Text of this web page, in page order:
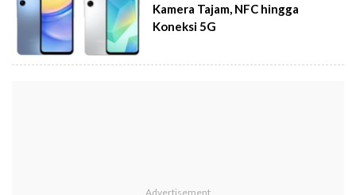
Kamera Tajam, NFC hingga
Koneksi 5G